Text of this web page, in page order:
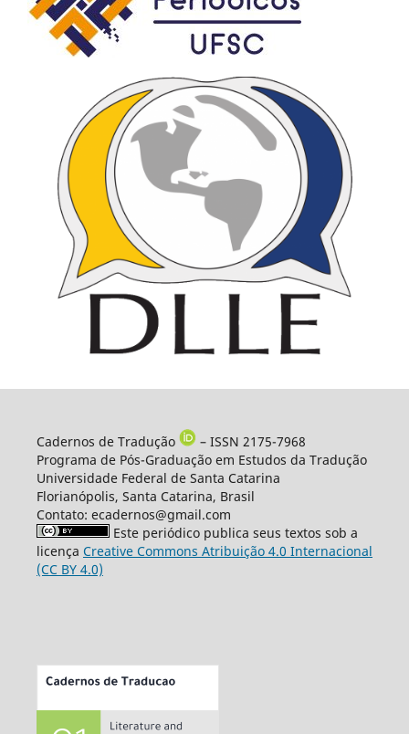
Cadernos de Tradução
– ISSN 2175-7968
Programa de Pós-Graduação em Estudos da Tradução
Universidade Federal de Santa Catarina
Florianópolis, Santa Catarina, Brasil
Contato: ecadernos@gmail.com
Este periódico publica seus textos sob a
licença Creative Commons Atribuição 4.0 Internacional
(CC BY 4.0)